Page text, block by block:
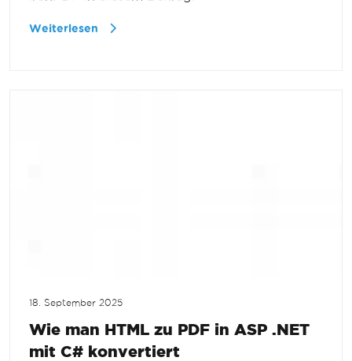
Weiterlesen
18. September 2025
Wie man HTML zu PDF in ASP .NET
mit C# konvertiert